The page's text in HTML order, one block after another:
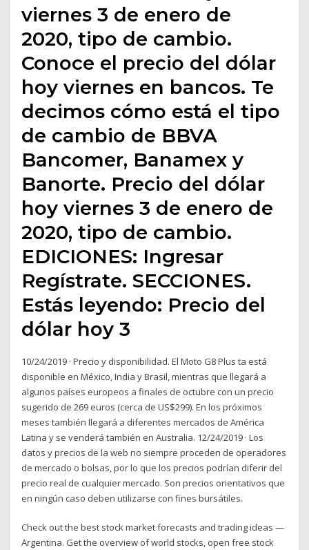
viernes 3 de enero de
2020, tipo de cambio.
Conoce el precio del dólar
hoy viernes en bancos. Te
decimos cómo está el tipo
de cambio de BBVA
Bancomer, Banamex y
Banorte. Precio del dólar
hoy viernes 3 de enero de
2020, tipo de cambio.
EDICIONES: Ingresar
Regístrate. SECCIONES.
Estás leyendo: Precio del
dólar hoy 3
10/24/2019 · Precio y disponibilidad. El Moto G8 Plus ta está
disponible en México, India y Brasil, mientras que llegará a
algunos países europeos a finales de octubre con un precio
sugerido de 269 euros (cerca de US$299). En los próximos
meses también llegará a diferentes mercados de América
Latina y se venderá también en Australia. 12/24/2019 · Los
datos y precios de la web no siempre proceden de operadores
de mercado o bolsas, por lo que los precios podrían diferir del
precio real de cualquier mercado. Son precios orientativos que
en ningún caso deben utilizarse con fines bursátiles.
Check out the best stock market forecasts and trading ideas —
Argentina. Get the overview of world stocks, open free stock